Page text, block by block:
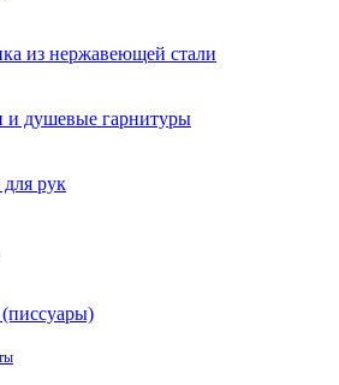
из нержавеющей стали
и душевые гарнитуры
рук